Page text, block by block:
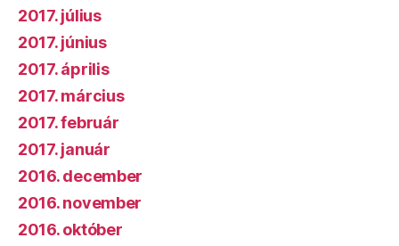
2017. július
2017. június
2017. április
2017. március
2017. február
2017. január
2016. december
2016. november
2016. október